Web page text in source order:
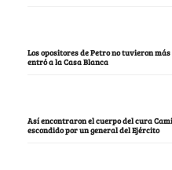
Los opositores de Petro no tuvieron
entró a la Casa Blanca
Así encontraron el cuerpo del cura
escondido por un general del Ejército